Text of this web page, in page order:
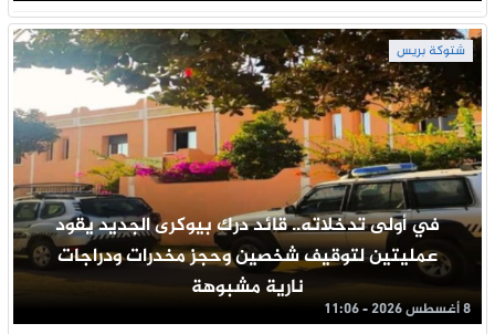
شتوكة بريس
في أولى تدخلاته.. قائد درك بيوكرى الجديد يقود
عمليتين لتوقيف شخصين وحجز مخدرات ودراجات
نارية مشبوهة
8 أغسطس 2026 - 11:06